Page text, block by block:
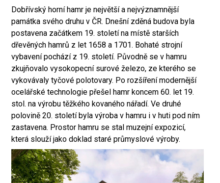
Dobřívský horní hamr je největší a nejvýznamnější
památka svého druhu v ČR. Dnešní zděná budova byla
postavena začátkem 19. století na místě starších
dřevěných hamrů z let 1658 a 1701. Bohaté strojní
vybavení pochází z 19. století. Původně se v hamru
zkujňovalo vysokopecní surové železo, ze kterého se
vykovávaly tyčové polotovary. Po rozšíření modernější
ocelářské technologie přešel hamr koncem 60. let 19.
stol. na výrobu těžkého kovaného nářadí. Ve druhé
polovině 20. století byla výroba v hamru i v huti pod ním
zastavena. Prostor hamru se stal muzejní expozicí,
která slouží jako doklad staré průmyslové výroby.